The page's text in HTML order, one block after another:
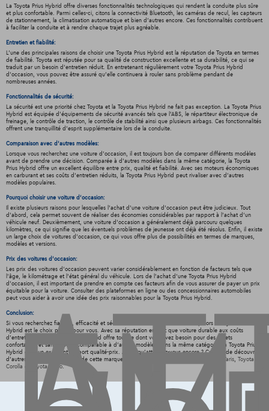
La Toyota Prius Hybrid offre diverses fonctionnalités technologiques qui rendent la conduite plus sûre
et plus confortable. Parmi celles-ci, citons la connectivité Bluetooth, les caméras de recul, les capteurs
de stationnement, la climatisation automatique et bien d'autres encore. Ces fonctionnalités contribuent
à faciliter la conduite et à rendre chaque trajet plus agréable.
Entretien et fiabilité:
L'une des principales raisons de choisir une Toyota Prius Hybrid est la réputation de Toyota en termes
de fiabilité. Toyota est réputée pour sa qualité de construction excellente et sa durabilité, ce qui se
traduit par un besoin d'entretien réduit. En entretenant régulièrement votre Toyota Prius Hybrid
d'occasion, vous pouvez être assuré qu'elle continuera à rouler sans problème pendant de
nombreuses années.
Fonctionnalités de sécurité:
La sécurité est une priorité chez Toyota et la Toyota Prius Hybrid ne fait pas exception. La Toyota Prius
Hybrid est équipée d'équipements de sécurité avancés tels que l'ABS, le répartiteur électronique de
freinage, le contrôle de traction, le contrôle de stabilité ainsi que plusieurs airbags. Ces fonctionnalités
offrent une tranquillité d'esprit supplémentaire lors de la conduite.
Comparaison avec d'autres modèles:
Lorsque vous recherchez une voiture d'occasion, il est toujours bon de comparer différents modèles
avant de prendre une décision. Comparée à d'autres modèles dans la même catégorie, la Toyota
Prius Hybrid offre un excellent équilibre entre prix, qualité et fiabilité. Avec ses moteurs économiques
en carburant et ses coûts d'entretien réduits, la Toyota Prius Hybrid peut rivaliser avec d'autres
modèles populaires.
Pourquoi choisir une voiture d'occasion:
Il existe plusieurs raisons pour lesquelles l'achat d'une voiture d'occasion peut être judicieux. Tout
d'abord, cela permet souvent de réaliser des économies considérables par rapport à l'achat d'un
véhicule neuf. Deuxièmement, une voiture d'occasion a généralement déjà parcouru quelques
kilomètres, ce qui signifie que les éventuels problèmes de jeunesse ont déjà été résolus. Enfin, il existe
un large choix de voitures d'occasion, ce qui vous offre plus de possibilités en termes de marques,
modèles et versions.
Prix des voitures d'occasion:
Les prix des voitures d'occasion peuvent varier considérablement en fonction de facteurs tels que
l'âge, le kilométrage et l'état général du véhicule. Lors de l'achat d'une Toyota Prius Hybrid
d'occasion, il est important de prendre en compte ces facteurs afin de vous assurer de payer un prix
équitable pour la voiture. Consulter des plateformes en ligne ou des concessionnaires automobiles
peut vous aider à avoir une idée des prix raisonnables pour la Toyota Prius Hybrid.
Conclusion:
Si vous recherchez fiabilité, efficacité et sécurité dans une voiture d'occasion, alors la Toyota Prius
Hybrid est le choix parfait pour vous. Avec sa réputation en tant que voiture durable aux coûts
d'entretien bas, la Toyota Prius Hybrid offre tout ce dont vous avez besoin pour des trajets
confortables et sans soucis. Comparable à d'autres modèles dans la même catégorie, la Toyota Prius
Hybrid offre un excellent rapport qualité-prix. Alors, qu'attendez-vous encore ? Curieux de découvrir
d'autres modèles spécifiques de cette marque ? Alors découvrez ici à l'avance
Toyota Yaris, Toyota
Corolla
Toyota Aygo.